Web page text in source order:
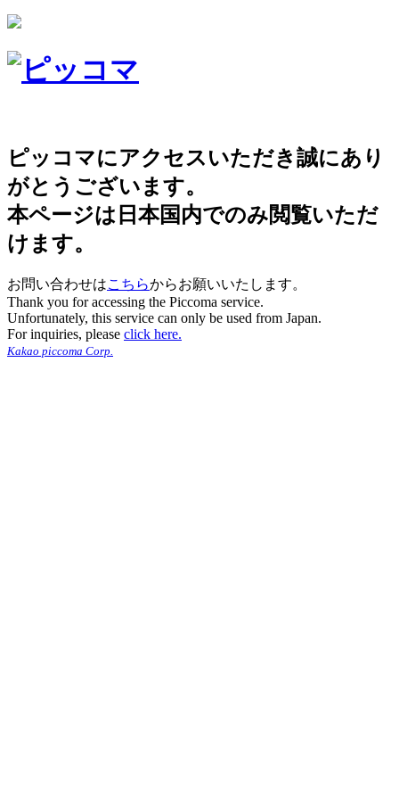
ピッコマにアクセスいただき誠にあり
がとうございます。
本ページは日本国内でのみ閲覧いただ
けます。
お問い合わせはこちらからお願いいたします。
Thank you for accessing the Piccoma service.
Unfortunately, this service can only be used from Japan.
For inquiries, please click here.
Kakao piccoma Corp.